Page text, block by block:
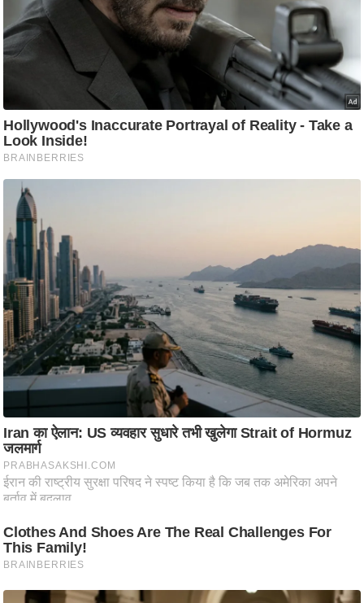
चा
य
प
स
मी
क्षा
ध
र्म
ज्यो
ति
ष
प्र
भु
म
हि
मा
/
ध
र्म
स्थ
ल
व्र
त
त्यो
हा
र